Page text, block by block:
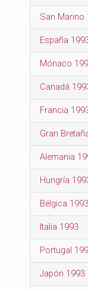
San Marino
España
Mónaco
Canadá
Francia
Gran
Alemania
Hungría
Bélgica 1993
Italia 1993
Portugal
Japón 1993